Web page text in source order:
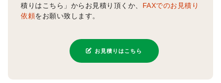
積りはこちら」からお見積り頂くか、 FAXでのお見積り
依頼をお願い致します。
お見積りはこちら